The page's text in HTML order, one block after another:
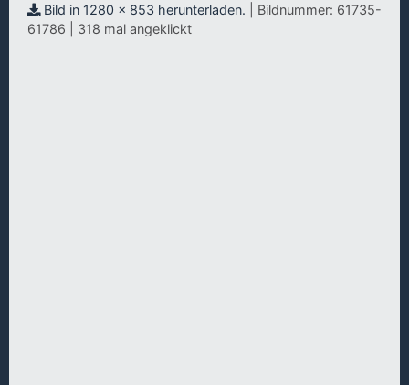
Bild in 1280 x 853 herunterladen.
| Bildnummer: 61735-
61786 | 318 mal angeklickt